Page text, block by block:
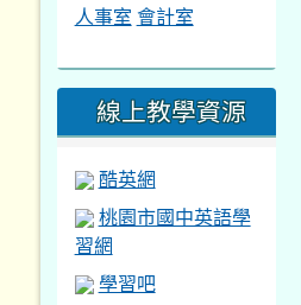
人事室 會計室
線上教學資源
酷英網
桃園市國中英語學
習網
學習吧